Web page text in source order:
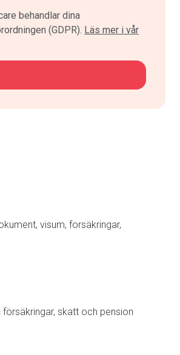
behandlar dina
(GDPR). Läs mer i vår
visum, forsäkringar,
skatt och pension